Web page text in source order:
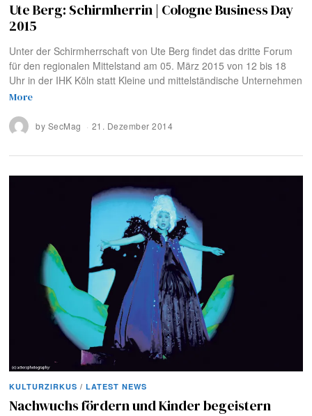
Ute Berg: Schirmherrin | Cologne Business Day
2015
Unter der Schirmherrschaft von Ute Berg findet das dritte Forum
für den regionalen Mittelstand am 05. März 2015 von 12 bis 18
Uhr in der IHK Köln statt Kleine und mittelständische Unternehmen
More
by SecMag 21. Dezember 2014
KULTURZIRKUS / LATEST NEWS
Nachwuchs fördern und Kinder begeistern